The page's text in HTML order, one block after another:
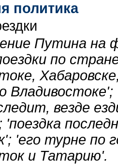
политика
Путина на
по
везде
'поездка
'его турне по
и Татарию'.